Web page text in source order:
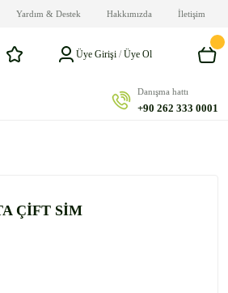
Yardım & Destek Hakkımızda İletişim
Üye Girişi /Üye Ol
Danışma hattı
+90 262 333 0001
ÇİFT SİM